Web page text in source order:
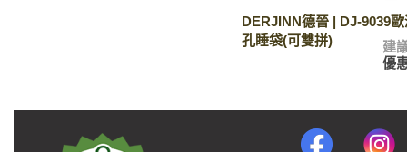
DERJINN德晉 | DJ-9039
孔睡袋(可雙拼)
建
優